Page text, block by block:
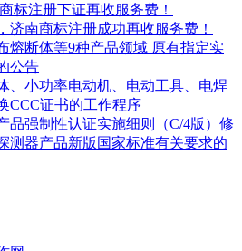
标注册下证再收服务费！
济南商标注册成功再收服务费！
熔断体等9种产品领域 原有指定实
公告
、小功率电动机、电动工具、电焊
CCC证书的工作程序
品强制性认证实施细则（C/4版）修
测器产品新版国家标准有关要求的